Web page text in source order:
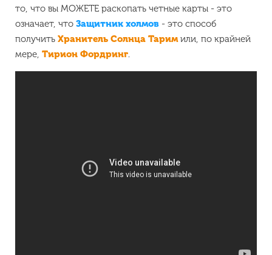
то, что вы МОЖЕТЕ раскопать четные карты - это
означает, что Защитник холмов - это способ
получить Хранитель Солнца Таримили, по крайней
мере, Тирион Фордринг.